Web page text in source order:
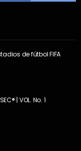
de fútbol FIFA
| VOL. No. 1